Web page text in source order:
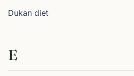
Dukan diet
E